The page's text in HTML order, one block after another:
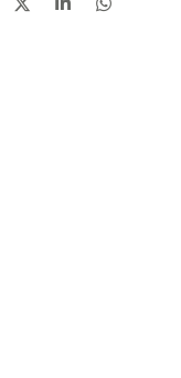
D
S
D